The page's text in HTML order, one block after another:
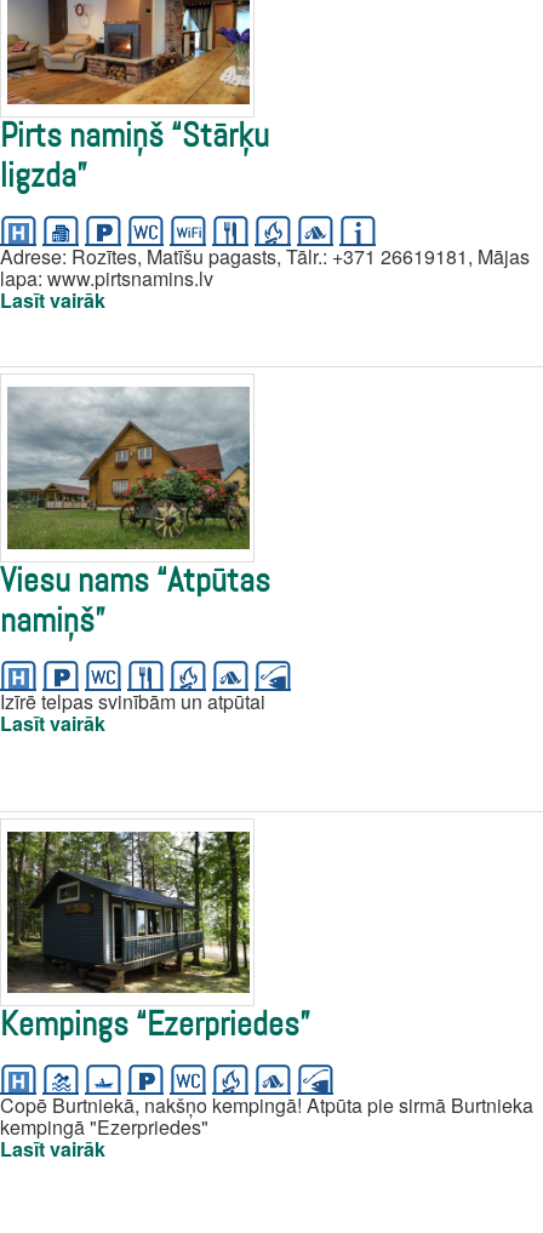
Pirts namiņš “Stārķu
ligzda”
Adrese: Rozītes, Matīšu pagasts, Tālr.: +371 26619181, Mājas
lapa: www.pirtsnamins.lv
Lasīt vairāk
Viesu nams “Atpūtas
namiņš”
Izīrē telpas svinībām un atpūtai
Lasīt vairāk
Kempings “Ezerpriedes”
Copē Burtniekā, nakšņo kempingā! Atpūta pie sirmā Burtnieka
kempingā "Ezerpriedes"
Lasīt vairāk